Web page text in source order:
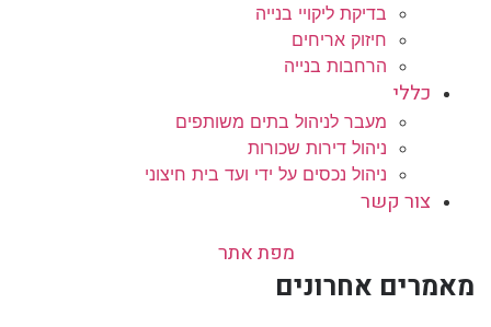
בדיקת ליקויי בנייה
חיזוק אריחים
הרחבות בנייה
כללי
מעבר לניהול בתים משותפים
ניהול דירות שכורות
ניהול נכסים על ידי ועד בית חיצוני
צור קשר
מפת אתר
מאמרים אחרונים